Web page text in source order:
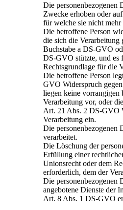
Die personenbezogenen
Zwecke erhoben oder
für welche sie nicht
Die betroffene Person
die sich die Verarbeitung
Buchstabe a DS-GVO
DS-GVO stützte, und es
Rechtsgrundlage für die
Die betroffene Person
GVO Widerspruch
liegen keine vorrangigen
Verarbeitung vor, oder
Art. 21 Abs. 2 DS-GVO
Verarbeitung ein.
Die personenbezogenen
verarbeitet.
Die Löschung der
Erfüllung einer
Unionsrecht oder dem
erforderlich, dem der
Die personenbezogenen
angebotene Dienste der
Art. 8 Abs. 1 DS-GVO